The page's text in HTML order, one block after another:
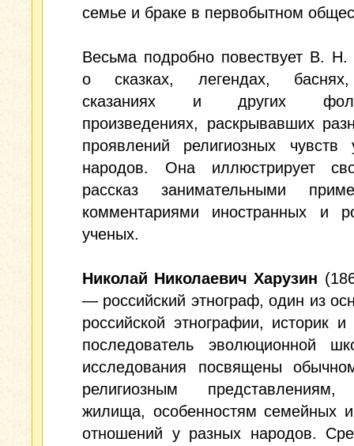
семье и браке в первобытном
Весьма подробно повествует В. Н.
о сказках, легендах,
сказаниях и других
произведениях, раскрывавших
проявлений религиозных чувств
народов. Она иллюстрирует
рассказ занимательными
комментариями иностранных и
ученых.
Николай Николаевич Харузин
— российский этнограф, один из
российской этнографии, историк и
последователь эволюционной
исследования посвящены
религиозным представлениям,
жилища, особенностям семейных
отношений у разных народов.